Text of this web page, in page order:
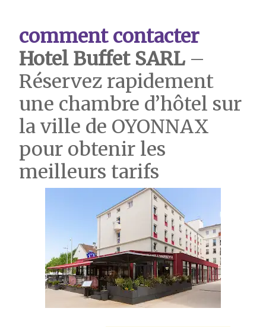
comment contacter
Hotel Buffet SARL–
Réservez rapidement
une chambre d’hôtel sur
la ville de OYONNAX
pour obtenir les
meilleurs tarifs